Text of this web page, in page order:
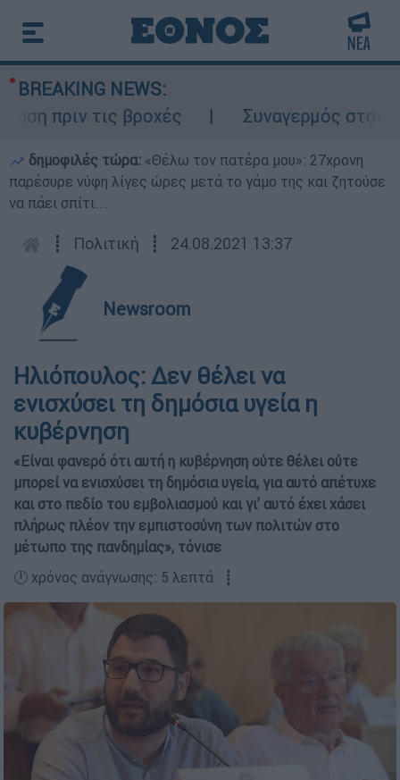
BREAKING NEWS:
τις βροχές
Συναγερμός στον
δημοφιλές τώρα: «Θέλω τον πατέρα μου»: 27χρονη
παρέσυρε νύφη λίγες ώρες μετά το γάμο της και ζητούσε
να πάει σπίτι...
┋ Πολιτική ┋ 24.08.2021 13:37
Newsroom
Ηλιόπουλος: Δεν θέλει να
ενισχύσει τη δημόσια υγεία η
κυβέρνηση
«Είναι φανερό ότι αυτή η κυβέρνηση ούτε θέλει ούτε
μπορεί να ενισχύσει τη δημόσια υγεία, για αυτό απέτυχε
και στο πεδίο του εμβολιασμού και γι’ αυτό έχει χάσει
πλήρως πλέον την εμπιστοσύνη των πολιτών στο
μέτωπο της πανδημίας», τόνισε
🕛 χρόνος ανάγνωσης: 5 λεπτά ┋